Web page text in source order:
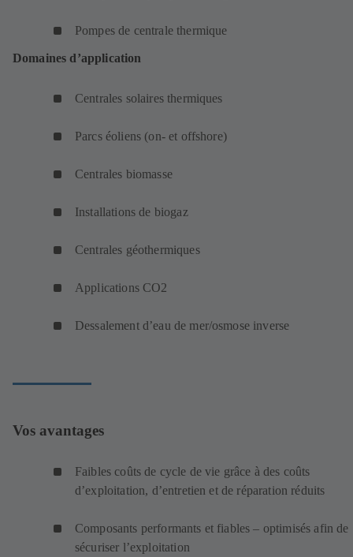
Pompes de centrale thermique
Domaines d’application
Centrales solaires thermiques
Parcs éoliens (on- et offshore)
Centrales biomasse
Installations de biogaz
Centrales géothermiques
Applications CO2
Dessalement d’eau de mer/osmose inverse
Vos avantages
Faibles coûts de cycle de vie grâce à des coûts
d’exploitation, d’entretien et de réparation réduits
Composants performants et fiables – optimisés afin de
sécuriser l’exploitation